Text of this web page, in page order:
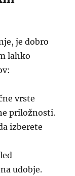
je dobro
lahko
vrste
priložnosti.
izberete
udobje.